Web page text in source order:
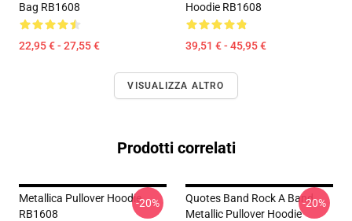
Bag RB1608
22,95 € - 27,55 €
Hoodie RB1608
39,51 € - 45,95 €
VISUALIZZA ALTRO
Prodotti correlati
Metallica Pullover Hoodie
RB1608
-20%
Quotes Band Rock A Band
Metallic Pullover Hoodie
-20%